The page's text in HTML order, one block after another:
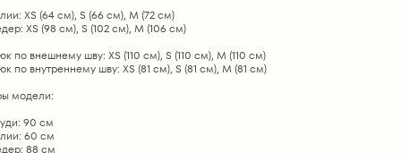
XS (64 см), S (66 см), М (72 см)
XS (98 см), S (102 см), М (106 см)
по внешнему шву: XS (110 см), S (110 см), М (110 см)
по внутреннему шву: XS (81 см), S (81 см), М (81 см)
модели:
90 см
60 см
88 см